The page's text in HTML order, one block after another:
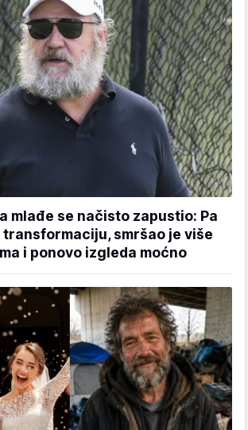
mlađe se načisto zapustio: Pa
transformaciju, smršao je više
i ponovo izgleda moćno